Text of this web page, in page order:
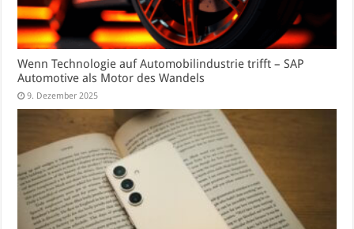
Wenn Technologie auf Automobilindustrie trifft – SAP
Automotive als Motor des Wandels
9. Dezember 2025